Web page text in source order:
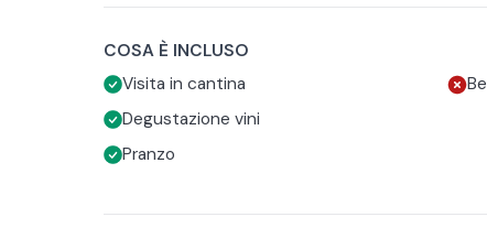
Il pranzo é composto da:
2 antipasti
1 primo
dolce
In caso di allergie o intolleranze alimentari é
COSA È INCLUSO
Visita in cantina
Degustazione vini
Pranzo